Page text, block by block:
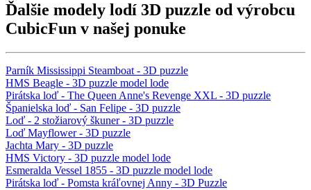
Ďalšie modely lodí 3D puzzle od výrobcu
CubicFun v našej ponuke
Parník Mississippi Steamboat - 3D puzzle
HMS Beagle - 3D puzzle model lode
Pirátska loď - The Queen Anne's Revenge XXL - 3D puzzle
Španielska loď - San Felipe - 3D puzzle
Loď - 2 stožiarový škuner - 3D puzzle
Loď Mayflower - 3D puzzle
Jachta Mary - 3D puzzle
HMS Victory - 3D puzzle model lode
Esmeralda Vessel 1855 - 3D puzzle model lode
Pirátska loď - Pomsta kráľovnej Anny - 3D Puzzle